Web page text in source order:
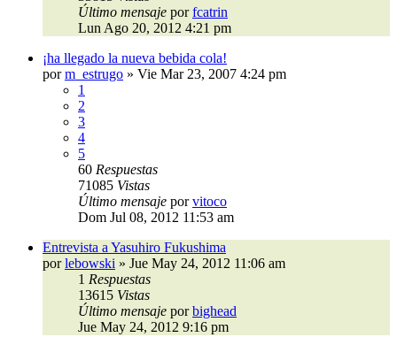
Último mensaje porfcatrin
Lun Ago 20, 2012 4:21 pm
¡ha llegado la nueva bebida cola!
porm_estrugo » Vie Mar 23, 2007 4:24 pm
1
2
3
4
5
60 Respuestas
71085 Vistas
Último mensaje porvitoco
Dom Jul 08, 2012 11:53 am
Entrevista a Yasuhiro Fukushima
porlebowski » Jue May 24, 2012 11:06 am
1 Respuestas
13615 Vistas
Último mensaje porbighead
Jue May 24, 2012 9:16 pm